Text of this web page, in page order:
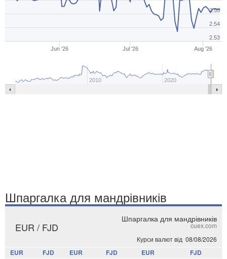
Jun '26 Jul '26 Aug '26
2010 2020
2.53
2.54
2.55
Шпаргалка для мандрівників
Шпаргалка для мандрівників
cuex.com
Курси валют від 08/08/2026
EUR / FJD
EUR FJD EUR FJD EUR FJD